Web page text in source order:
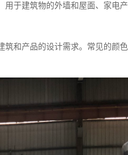
用于建筑物的外墙和屋面、家电产
筑和产品的设计需求。常见的颜色